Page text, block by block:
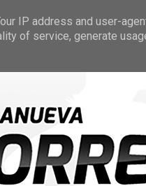
IP address and user-
of service, generate